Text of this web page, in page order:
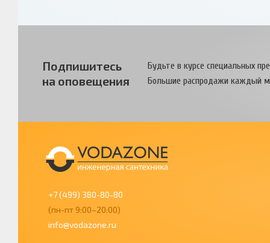
Подпишитесь
на оповещения
Будьте в курсе специальных
Большие распродажи каждый
+7 (499) 380-80-80
(пн-пт 9:00–20:00)
info@vodazone.ru